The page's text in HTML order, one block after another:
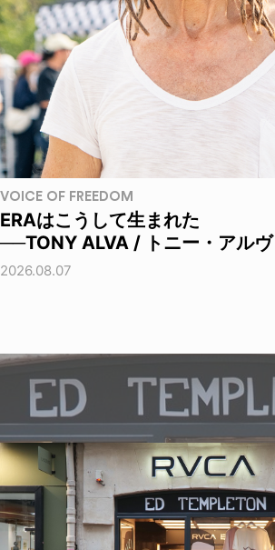
VOICE OF FREEDOM
ERAはこうして生まれた
──TONY ALVA / トニー・アルヴ
2026.08.07